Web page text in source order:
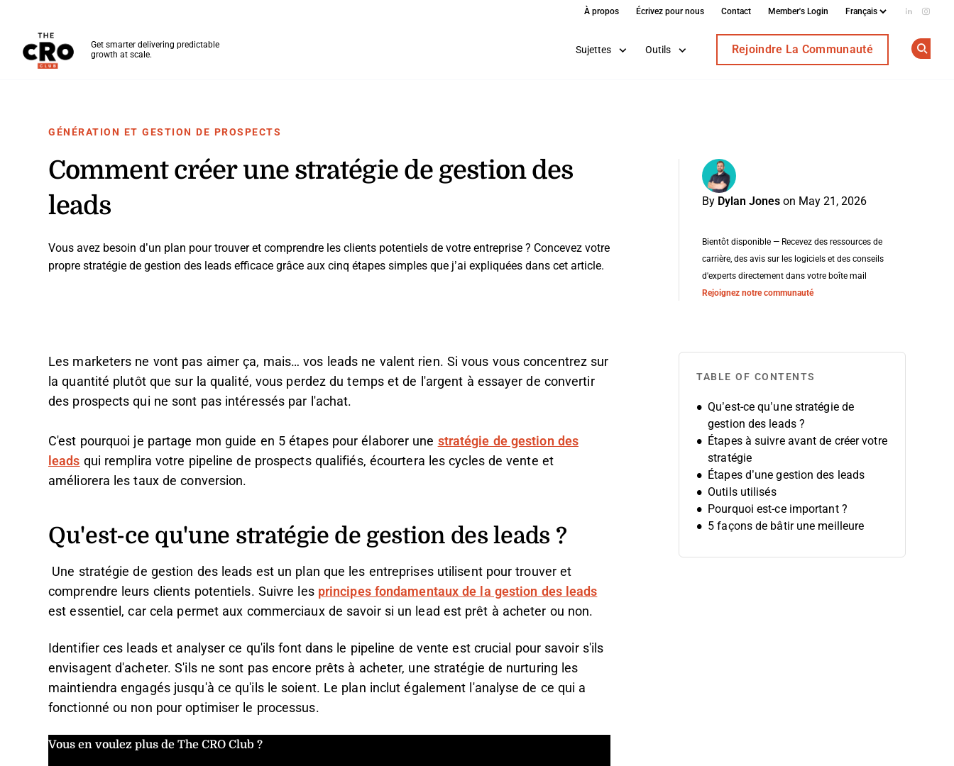
À propos Écrivez pour nous Contact Member's Login Add us
Get smarter delivering predictable
growth at scale.
Sujettes Outils Rejoindre La Communauté
GÉNÉRATION ET GESTION DE PROSPECTS
Comment créer une stratégie de gestion des
leads
By Dylan Jones on May 21, 2026
Bientôt disponible — Recevez des ressources de
carrière, des avis sur les logiciels et des conseils
d'experts directement dans votre boîte mail
Rejoignez notre communauté
Vous avez besoin d’un plan pour trouver et comprendre les clients potentiels de votre entreprise ? Concevez votre
propre stratégie de gestion des leads efficace grâce aux cinq étapes simples que j’ai expliquées dans cet article.
Les marketers ne vont pas aimer ça, mais… vos leads ne valent rien. Si vous vous concentrez sur
la quantité plutôt que sur la qualité, vous perdez du temps et de l'argent à essayer de convertir
des prospects qui ne sont pas intéressés par l'achat.
C'est pourquoi je partage mon guide en 5 étapes pour élaborer une stratégie de gestion des
leads qui remplira votre pipeline de prospects qualifiés, écourtera les cycles de vente et
améliorera les taux de conversion.
Qu'est-ce qu'une stratégie de gestion des leads ?
Une stratégie de gestion des leads est un plan que les entreprises utilisent pour trouver et
comprendre leurs clients potentiels. Suivre les principes fondamentaux de la gestion des leads
est essentiel, car cela permet aux commerciaux de savoir si un lead est prêt à acheter ou non.
Identifier ces leads et analyser ce qu'ils font dans le pipeline de vente est crucial pour savoir s'ils
envisagent d'acheter. S'ils ne sont pas encore prêts à acheter, une stratégie de nurturing les
maintiendra engagés jusqu'à ce qu'ils le soient. Le plan inclut également l'analyse de ce qui a
fonctionné ou non pour optimiser le processus.
Vous en voulez plus de The CRO Club ?
TABLE OF CONTENTS
Qu’est-ce qu’une stratégie de
gestion des leads ?
Étapes à suivre avant de créer votre
stratégie
Étapes d’une gestion des leads
Outils utilisés
Pourquoi est-ce important ?
5 façons de bâtir une meilleure